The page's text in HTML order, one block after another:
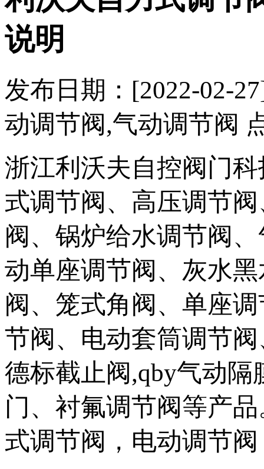
说明
发布日期：[2022-02-
动调节阀,气动调节阀
浙江利沃夫自控阀门
式调节阀、高压调节
阀、锅炉给水调节阀
动单座调节阀、灰水
阀、笼式角阀、单座
节阀、电动套筒调节
德标截止阀,qby气动
门、衬氟调节阀等产
式调节阀，电动调节